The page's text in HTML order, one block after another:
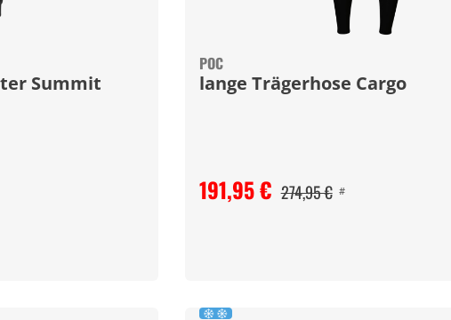
Summit
POC
lange Trägerhose Cargo
191,95 € 274,95 € #